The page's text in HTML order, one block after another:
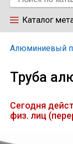
Каталог
Труба
Алюминиевый
Труба
Сегодня
физ. лиц